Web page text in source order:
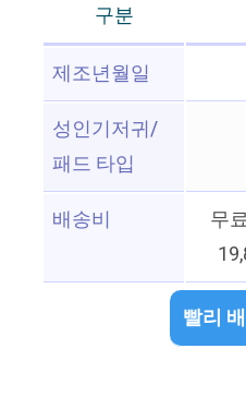
구분
제조년월일
성인기저귀/
패드 타입
배송비
무
빨리